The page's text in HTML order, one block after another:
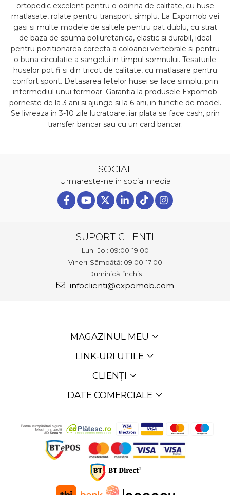
ortopedic excelent pentru o odihna de calitate, cu huse
matlasate, rolate pentru transport simplu. La Expomob vei
gasi si multe modele de saltele pentru pat dublu, cu strat
de baza de spuma poliuretanica, elastic si durabil, ideal
pentru pozitionarea corecta a coloanei vertebrale si pentru
o buna circulatie a sangelui in timpul somnului. Tesaturile
huselor pot fi si din tricot de calitate, cu matlasare pentru
confort sporit. Detasarea fetelor husei se face simplu, prin
intermediul unui fermoar. Garantia la produsele Expomob
porneste de la 3 ani si ajunge si la 6 ani, in functie de model.
Se livreaza in 3-10 zile lucratoare, iar plata se face cash, prin
transfer bancar sau cu un card bancar.
SOCIAL
Urmareste-ne in social media
SUPORT CLIENTI
Luni-Joi: 09:00-19:00
Vineri-Sâmbătă: 09:00-17:00
Duminică: închis
infoclienti@expomob.com
MAGAZINUL MEU
LINK-URI UTILE
CLIENȚI
DATE COMERCIALE